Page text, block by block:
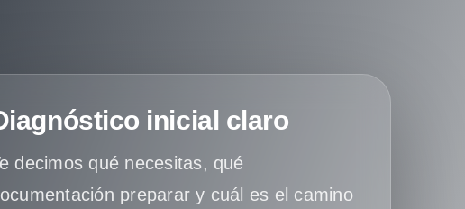
inicial claro
decimos qué necesitas, qué
preparar y cuál es el camino